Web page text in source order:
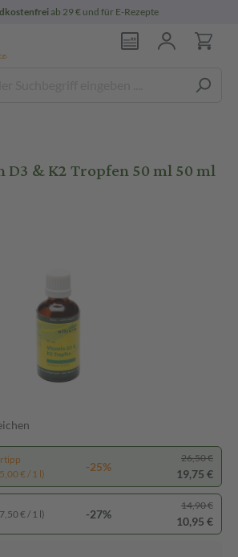
ab 29 € und für E-Rezepte
& K2 Tropfen 50 ml 50 ml
€ / 1 l)
-25%
26,50 €
19,75 €
€ / 1 l) -27%
14,90 €
10,95 €